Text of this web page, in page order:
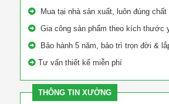
Mua tại nhà sản xuất, luôn đúng
Gia công sản phẩm theo kích thước
Bảo hành 5 năm, bảo trì trọn đời &
Tư vấn thiết kế miễn phí
THÔNG TIN XƯỞNG